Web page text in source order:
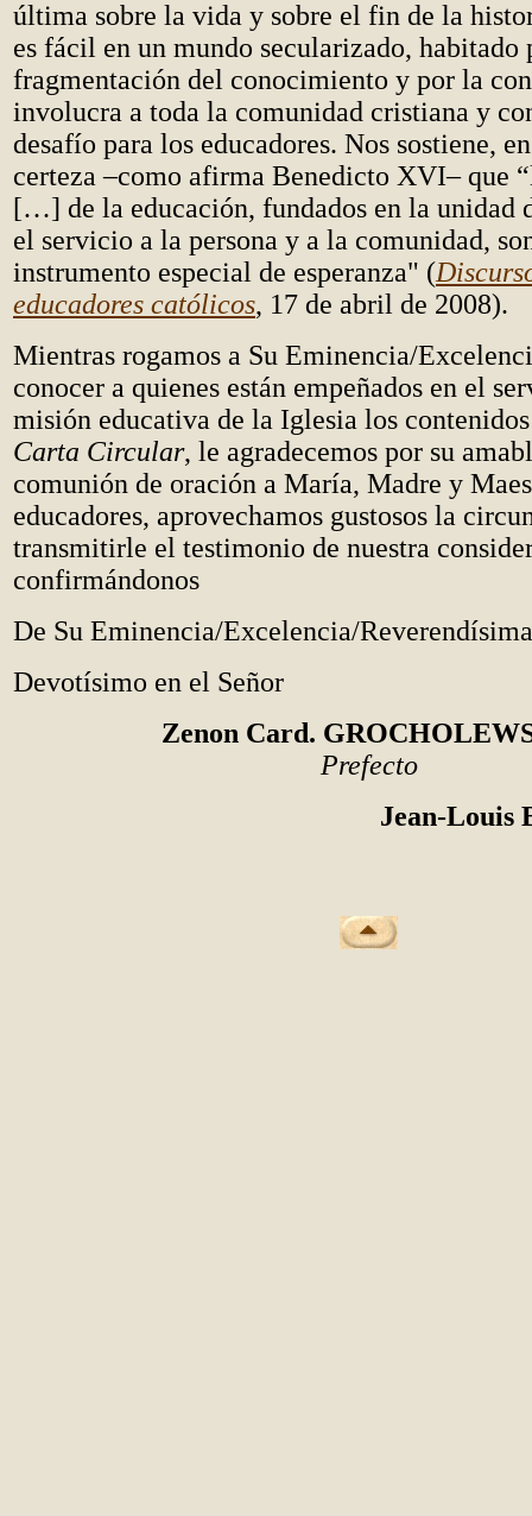
última sobre la vida y sobre el fin de la
es fácil en un mundo secularizado, habitado
fragmentación del conocimiento y por la
involucra a toda la comunidad cristiana y
desafío para los educadores. Nos sostiene,
certeza –como afirma Benedicto XVI– que
[…] de la educación, fundados en la unidad
el servicio a la persona y a la comunidad,
instrumento especial de esperanza" (
educadores católicos, 17 de abril de 2008).
Mientras rogamos a Su Eminencia/
conocer a quienes están empeñados en el
misión educativa de la Iglesia los
Carta Circular, le agradecemos por su
comunión de oración a María, Madre y
educadores, aprovechamos gustosos la
transmitirle el testimonio de nuestra
confirmándonos
De Su Eminencia/Excelencia/Reverendísima
Devotísimo en el Señor
Zenon Card.
Prefecto
Jean-Louis